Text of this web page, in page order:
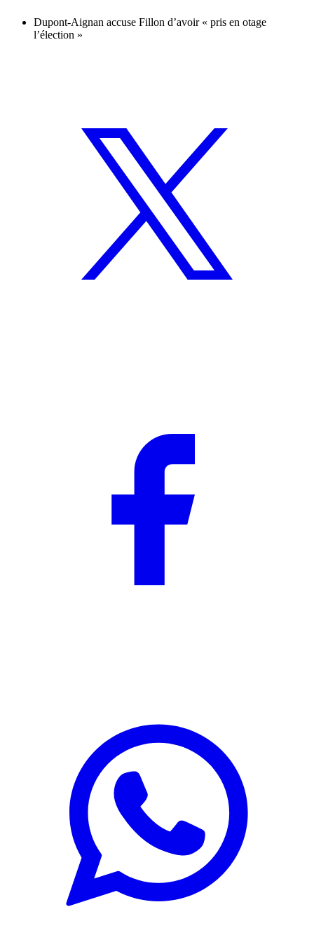
Dupont-Aignan accuse Fillon d’avoir « pris en otage
l’élection »